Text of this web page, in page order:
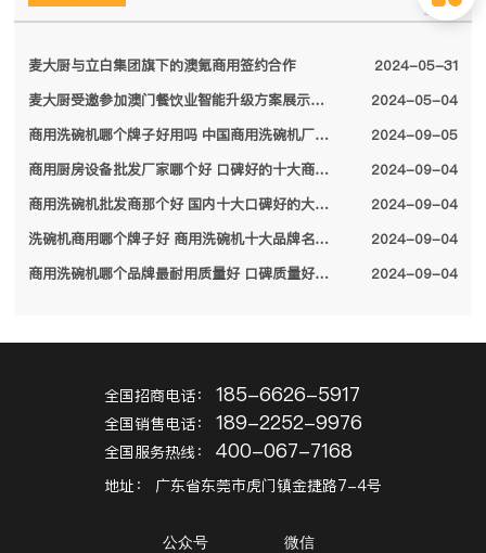
2024
麦大厨与立白集团旗下的澳氪商用签约合作
2024-05-31
麦大厨受邀参加澳门餐饮业智能升级方案展示会，备受特区领导关注
2024-05-04
商用洗碗机哪个牌子好用吗 中国商用洗碗机厂家排名前十名单2024
2024-09-05
商用厨房设备批发厂家哪个好 口碑好的十大商用厨房设备厂家名单2024
2024-09-04
商用洗碗机批发商那个好 国内十大口碑好的大型商用洗碗机厂家名单2024
2024-09-04
洗碗机商用哪个牌子好 商用洗碗机十大品牌名单2024
2024-09-04
商用洗碗机哪个品牌最耐用质量好 口碑质量好的十大商用洗碗机品牌2024
2024-09-04
全国招商电话： 185-6626-5917
全国销售电话： 189-2252-9976
全国服务热线： 400-067-7168
地址： 广东省东莞市虎门镇金捷路7-4号
公众号 微信